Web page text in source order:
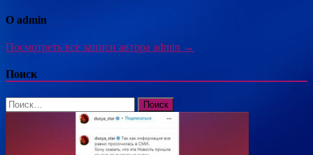
О admin
Посмотреть все записи автора admin →
Поиск
Найти: